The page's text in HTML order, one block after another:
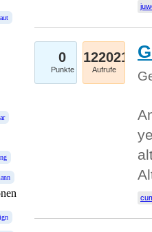
0
Punkte
122021
Aufrufe